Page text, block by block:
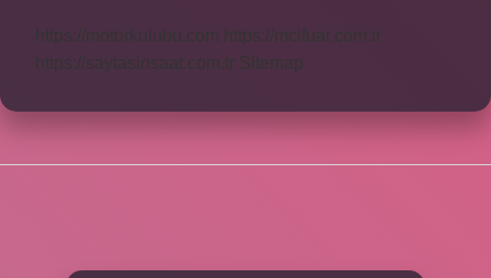
https://motorkulubu.com
https://mcifuar.com.tr
https://saytasinsaat.com.tr Sitemap